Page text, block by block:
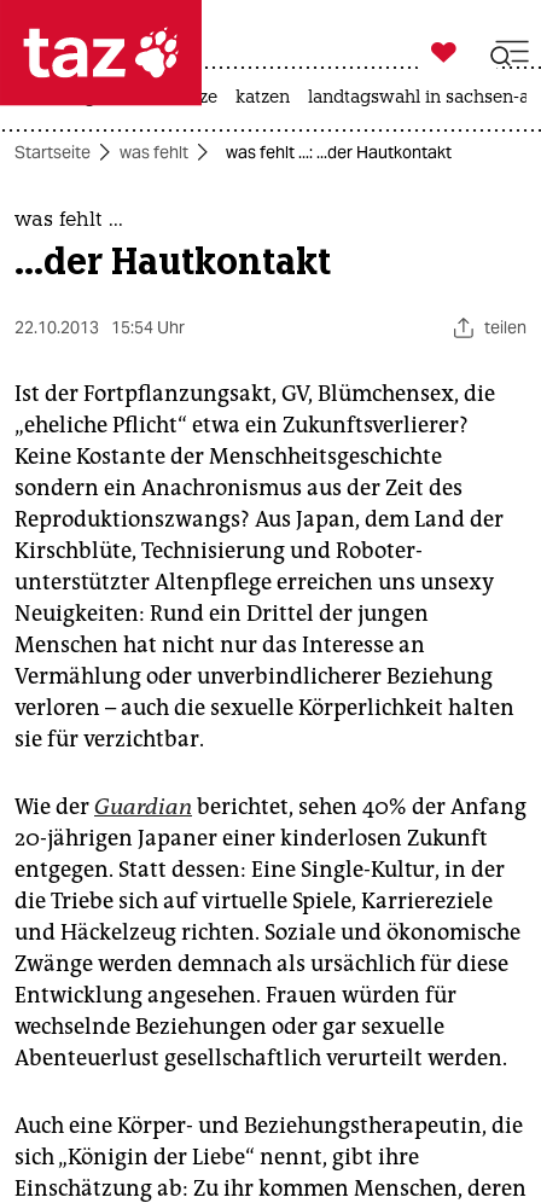
 taz zahl ich
taz zahl ich
themen
politik
öko
gesellschaft
kultur
sport
berlin
nord
wahrheit
verlag
verlag
veranstaltungen
shop
fragen & hilfe
unterstützen
abo
genossenschaft

taz zahl ich
hitze katzen landtagswahl in sachsen-
Startseite was fehlt was fehlt ...: ...der Hautkontakt
was fehlt ...
...der Hautkontakt
22.10.2013 15:54 Uhr teilen
Ist der Fortpflanzungsakt, GV, Blümchensex, die
„eheliche Pflicht“ etwa ein Zukunftsverlierer?
Keine Kostante der Menschheitsgeschichte
sondern ein Anachronismus aus der Zeit des
Reproduktionszwangs? Aus Japan, dem Land der
Kirschblüte, Technisierung und Roboter-
unterstützter Altenpflege erreichen uns unsexy
Neuigkeiten: Rund ein Drittel der jungen
Menschen hat nicht nur das Interesse an
Vermählung oder unverbindlicherer Beziehung
verloren – auch die sexuelle Körperlichkeit halten
sie für verzichtbar.
Wie derGuardian berichtet, sehen 40% der Anfang
20-jährigen Japaner einer kinderlosen Zukunft
entgegen. Statt dessen: Eine Single-Kultur, in der
die Triebe sich auf virtuelle Spiele, Karriereziele
und Häckelzeug richten. Soziale und ökonomische
Zwänge werden demnach als ursächlich für diese
Entwicklung angesehen. Frauen würden für
wechselnde Beziehungen oder gar sexuelle
Abenteuerlust gesellschaftlich verurteilt werden.
Auch eine Körper- und Beziehungstherapeutin, die
sich „Königin der Liebe“ nennt, gibt ihre
Einschätzung ab: Zu ihr kommen Menschen, deren